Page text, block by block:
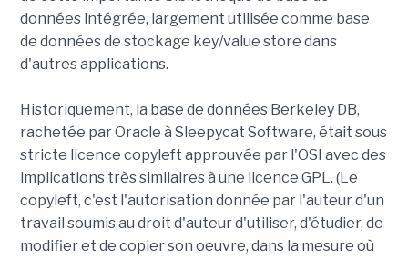
données intégrée, largement utilisée comme base
de données de stockage key/value store dans
d'autres applications.
Historiquement, la base de données Berkeley DB,
rachetée par Oracle à Sleepycat Software, était sous
stricte licence copyleft approuvée par l'OSI avec des
implications très similaires à une licence GPL. (Le
copyleft, c'est l'autorisation donnée par l'auteur d'un
travail soumis au droit d'auteur d'utiliser, d'étudier, de
modifier et de copier son oeuvre, dans la mesure où